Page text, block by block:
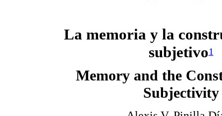
La memoria y la
subjetivo1
Memory and the
Subjectivity